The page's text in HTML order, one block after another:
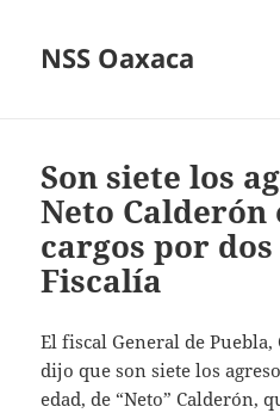
NSS Oaxaca
Son siete los
Neto
cargos por
Fiscalía
El fiscal General de
dijo que son siete los
edad, de “Neto” Calderón,